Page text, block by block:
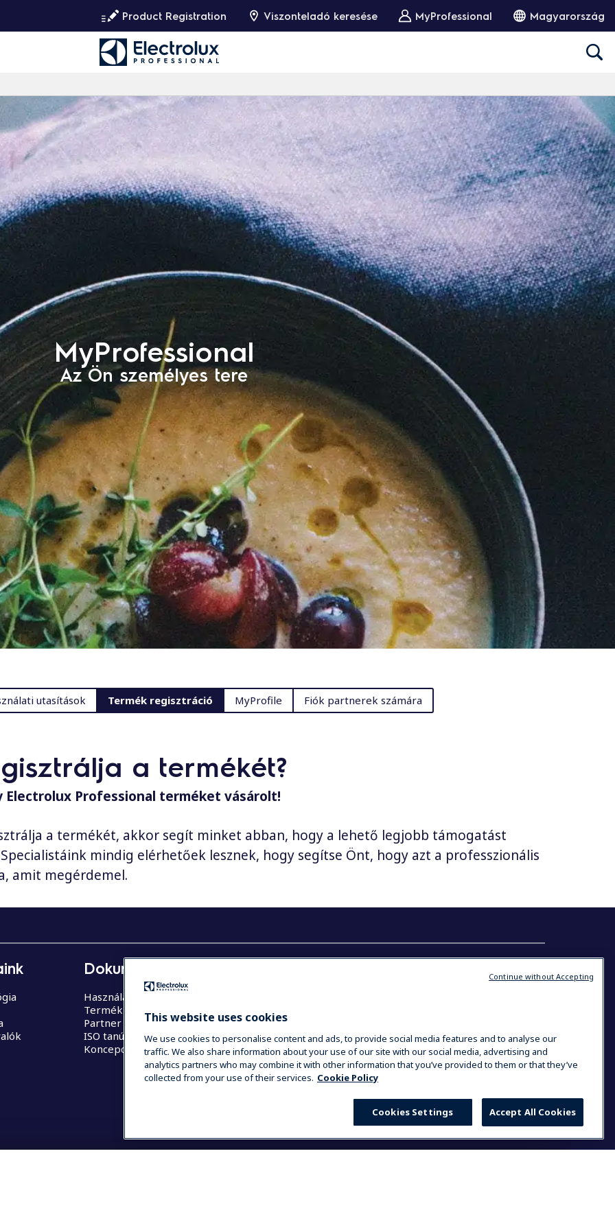
Product Registration Viszonteladó keresése MyProfessional Magyarország
MyProfessional
Az Ön személyes tere
utasítások Termék regisztráció MyProfile Fiók partnerek számára
a termékét?
Electrolux Professional terméket vásárolt!
a termékét, akkor segít minket abban, hogy a lehető legjobb támogatást
mindig elérhetőek lesznek, hogy segítse Önt, hogy azt a professzionális
amit megérdemel.
Dokumentáció
Használati utasítás (login)
Termék regisztráció
Partner felület
ISO tanúsítványok
Koncepció videók
Chefeknek
Karrierlehetőségek
This website uses cookies
We use cookies to personalise content and ads, to provide social media features and to analyse our
traffic. We also share information about your use of our site with our social media, advertising and
analytics partners who may combine it with other information that you’ve provided to them or that they’ve
collected from your use of their services. Cookie Policy
Accept All Cookies
Cookies Settings
Continue without Accepting